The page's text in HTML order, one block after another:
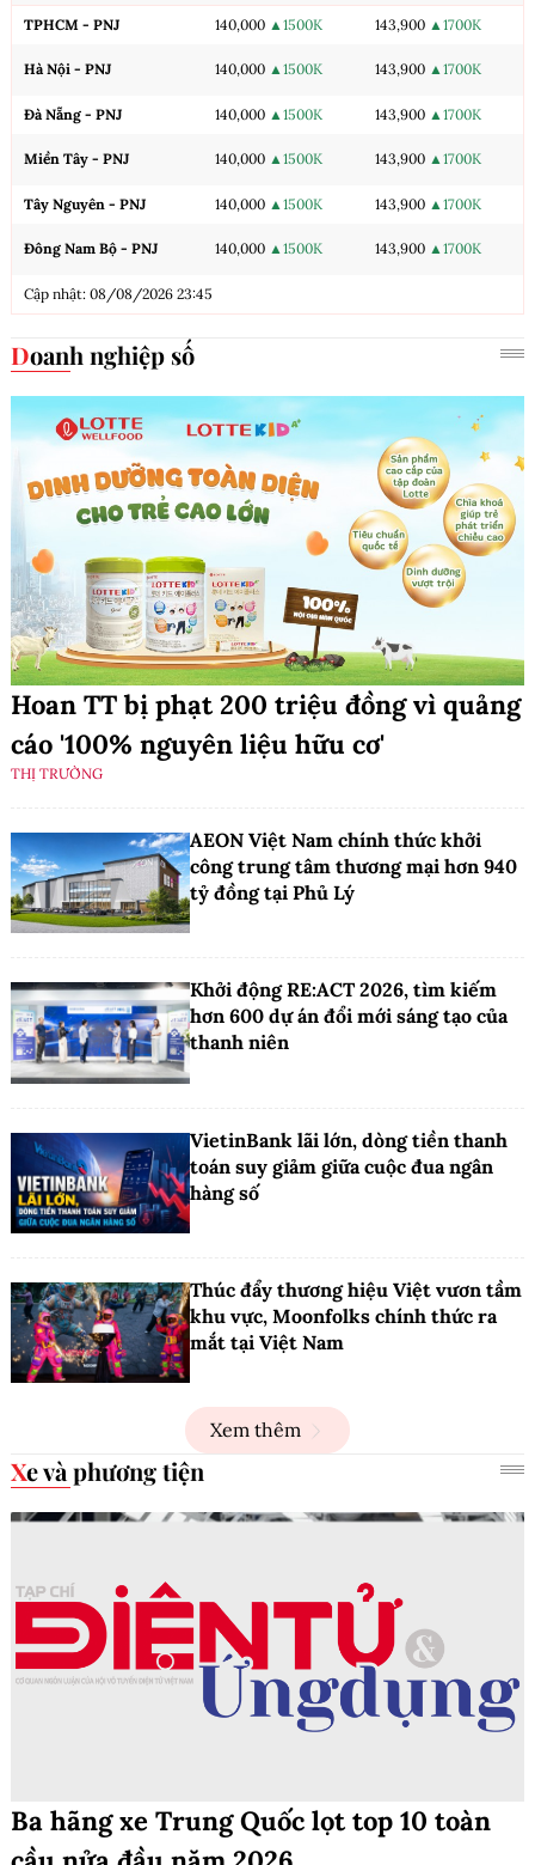
TPHCM - PNJ 140,000 ▲1500K 143,900 ▲1700K
Hà Nội - PNJ 140,000 ▲1500K 143,900 ▲1700K
Đà Nẵng - PNJ 140,000 ▲1500K 143,900 ▲1700K
Miền Tây - PNJ 140,000 ▲1500K 143,900 ▲1700K
Tây Nguyên - PNJ 140,000 ▲1500K 143,900 ▲1700K
Đông Nam Bộ - PNJ 140,000 ▲1500K 143,900 ▲1700K
Cập nhật: 08/08/2026 23:45
Doanh nghiệp số
Hoan TT bị phạt 200 triệu đồng vì quảng
cáo '100% nguyên liệu hữu cơ'
THỊ TRƯỜNG
AEON Việt Nam chính thức khởi
công trung tâm thương mại hơn 940
tỷ đồng tại Phủ Lý
Khởi động RE:ACT 2026, tìm kiếm
hơn 600 dự án đổi mới sáng tạo của
thanh niên
VietinBank lãi lớn, dòng tiền thanh
toán suy giảm giữa cuộc đua ngân
hàng số
Thúc đẩy thương hiệu Việt vươn tầm
khu vực, Moonfolks chính thức ra
mắt tại Việt Nam
Xem thêm
Xe và phương tiện
Ba hãng xe Trung Quốc lọt top 10 toàn